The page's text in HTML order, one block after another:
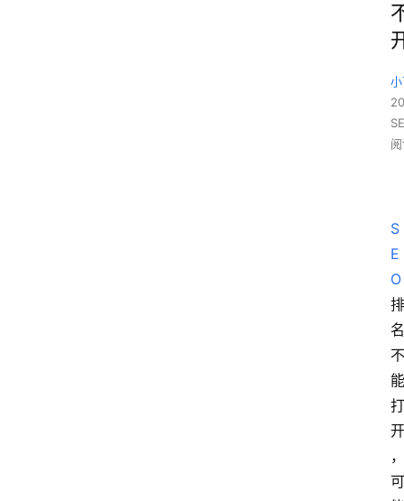
S
E
O
排
名
不
能
打
开
，
可